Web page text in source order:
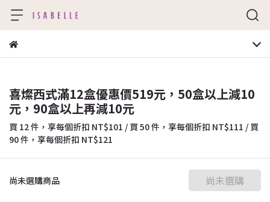
喜燦西式滿12盒優惠價519元，50盒以上減10
元，90盒以上再減10元
買 12 件， 享每個折扣 NT$101 / 買 50 件， 享每個折扣 NT$111 / 買
90 件， 享每個折扣 NT$121
尚未選購商品 尚未選購